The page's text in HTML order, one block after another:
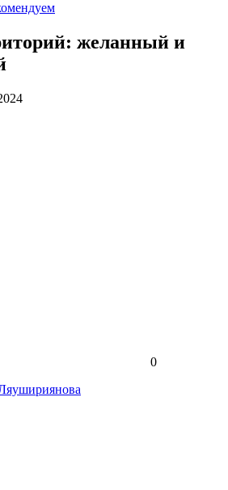
желанный и
0